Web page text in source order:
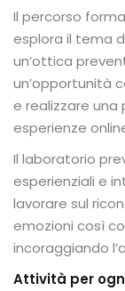
Il percorso
esplora il tema
un’ottica
un’opportunità
e realizzare
esperienze
Il laboratorio
esperienziali e
lavorare sul
emozioni così
incoraggiando
Attività per